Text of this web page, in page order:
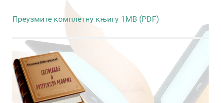
Преузмите комплетну књигу 1MB (PDF)